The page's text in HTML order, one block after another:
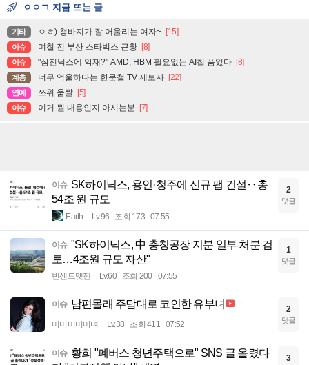
ㅇㅇㄱ 지금 뜨는 글
기타 ㅇㅎ) 청바지가 잘 어울리는 여자~ [15]
이슈 며칠 전 부산 스타벅스 근황 [8]
이슈 "삼전닉스에 악재?" AMD, HBM 필요없는 AI칩 품었다 [8]
계층 너무 억울하다는 한문철 TV 제보자 [22]
연예 쯔위 움짤 [5]
이슈 이거 뭔 내용인지 아시는분 [7]
이슈 SK하이닉스, 용인·청주에 신규 팹 건설‥총
54조 원 규모
Earth Lv.96 조회 173 07:55
2
댓글
이슈 "SK하이닉스, 中 충칭공장 지분 일부 처분 검
토…4조원 규모 자산"
빈센트멧젠 Lv.60 조회 200 07:55
1
댓글
이슈 남편몰래 주담대로 코인한 유부녀
머머머머머며 Lv.38 조회 411 07:52
2
댓글
이슈 황희 "폐버스 청년주택으로" SNS 글 올렸다
3